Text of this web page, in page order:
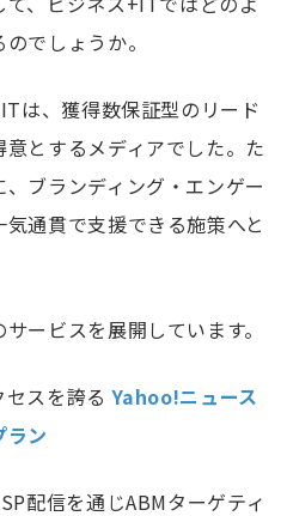
でしょうか。
は、獲得数保証型のリード
とするメディアでした。 た
ブランディング・エンゲー
通貫で支援できる施策へと
ービスを展開しています。
スを誇る Yahoo!ニュース
ラン
配信を通じABMターゲティ